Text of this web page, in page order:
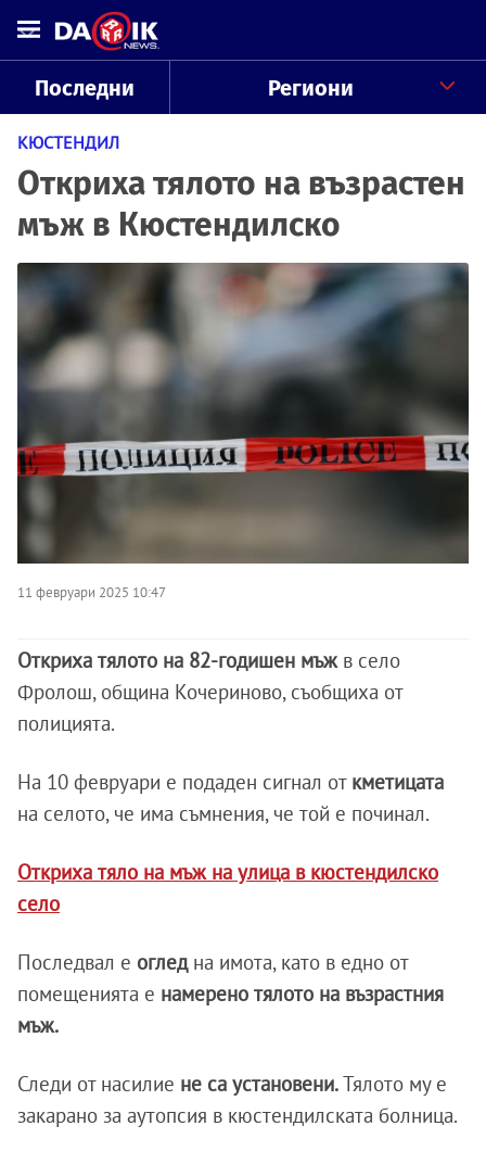
Последни Региони
КЮСТЕНДИЛ
Откриха тялото на възрастен
мъж в Кюстендилско
11 февруари 2025 10:47
Откриха тялото на 82-годишен мъж в село
Фролош, община Кочериново, съобщиха от
полицията.
На 10 февруари е подаден сигнал от кметицата
на селото, че има съмнения, че той е починал.
Откриха тяло на мъж на улица в кюстендилско
село
Последвал е огледна имота, като в едно от
помещенията е намерено тялото на възрастния
мъж.
Следи от насилие не са установени.Тялото му е
закарано за аутопсия в кюстендилската болница.